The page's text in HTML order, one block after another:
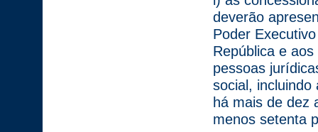
deverão
Poder
República e
pessoas
social, incluindo
há mais de dez
menos setenta